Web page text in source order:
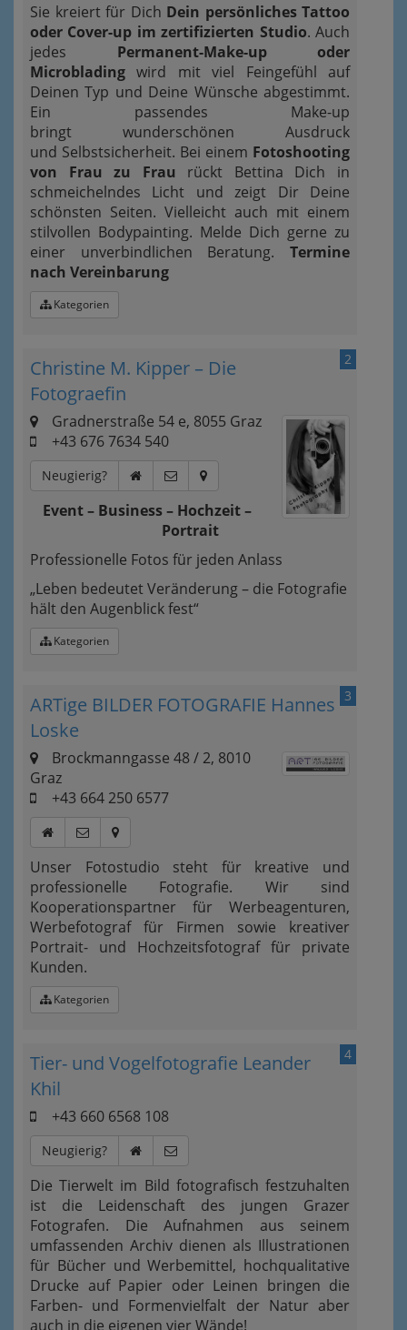
Sie kreiert für Dich Dein persönliches Tattoo
oder Cover-up im zertifizierten Studio. Auch
jedes Permanent-Make-up oder
Microblading wird mit viel Feingefühl auf
Deinen Typ und Deine Wünsche abgestimmt.
Ein passendes Make-up
bringt wunderschönen Ausdruck
und Selbstsicherheit. Bei einem Fotoshooting
von Frau zu Frau rückt Bettina Dich in
schmeichelndes Licht und zeigt Dir Deine
schönsten Seiten. Vielleicht auch mit einem
stilvollen Bodypainting. Melde Dich gerne zu
einer unverbindlichen Beratung. Termine
nach Vereinbarung
Kategorien
2
Christine M. Kipper – Die
Fotograefin
Gradnerstraße 54 e, 8055 Graz
+43 676 7634 540
Neugierig?
Event – Business – Hochzeit –
Portrait
Professionelle Fotos für jeden Anlass
„Leben bedeutet Veränderung – die Fotografie
hält den Augenblick fest“
Kategorien
3
ARTige BILDER FOTOGRAFIE Hannes
Loske
Brockmanngasse 48 / 2, 8010
Graz
+43 664 250 6577
Unser Fotostudio steht für kreative und
professionelle Fotografie. Wir sind
Kooperationspartner für Werbeagenturen,
Werbefotograf für Firmen sowie kreativer
Portrait- und Hochzeitsfotograf für private
Kunden.
Kategorien
4
Tier- und Vogelfotografie Leander
Khil
+43 660 6568 108
Neugierig?
Die Tierwelt im Bild fotografisch festzuhalten
ist die Leidenschaft des jungen Grazer
Fotografen. Die Aufnahmen aus seinem
umfassenden Archiv dienen als Illustrationen
für Bücher und Werbemittel, hochqualitative
Drucke auf Papier oder Leinen bringen die
Farben- und Formenvielfalt der Natur aber
auch in die eigenen vier Wände!